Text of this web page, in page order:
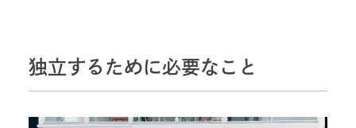
独立するために必要なこと